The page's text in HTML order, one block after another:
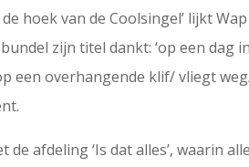
de hoek van de Coolsingel’ lijkt
zijn titel dankt: ‘op een
een overhangende klif/ vliegt
de afdeling ‘Is dat alles’, waarin